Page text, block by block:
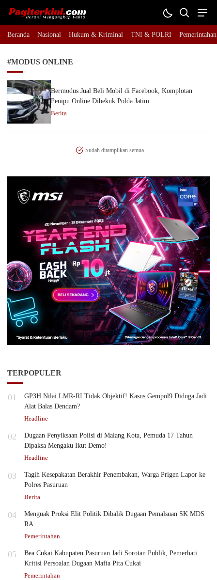
Pagiterkini.com
Berani Mengungkap Fakta
Beranda Nasional Hukum & Kriminal TNI & POLRI Pemerintahan
#MODUS ONLINE
Bermodus Jual Beli Mobil di Facebook, Komplotan
Penipu Online Dibekuk Polda Jatim
Berita
Sudah ditampilkan semua
TERPOPULER
01
GP3H Nilai LMR-RI Tidak Objektif! Kasus Gempol9 Diduga Jadi
Alat Balas Dendam?
Headline
02
Dugaan Penyiksaan Polisi di Malang Kota, Pemuda 17 Tahun
Dipaksa Mengaku Ikut Demo!
Headline
03
Tagih Kesepakatan Berakhir Penembakan, Warga Prigen Lapor ke
Polres Pasuruan
Berita
04
Menguak Proksi Elit Politik Dibalik Dugaan Pemalsuan SK MDS
RA
Pemerintahan
05
Bea Cukai Kabupaten Pasuruan Jadi Sorotan Publik, Pemerhati
Kritisi Persoalan Dugaan Mafia Pita Cukai
Pemerintahan